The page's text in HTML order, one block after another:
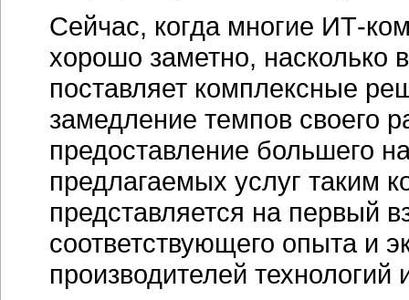
Сейчас, когда многие ИТ-
хорошо заметно, насколько
поставляет комплексные
замедление темпов своего
предоставление большего
предлагаемых услуг таким
представляется на первый
соответствующего опыта и
производителей технологий